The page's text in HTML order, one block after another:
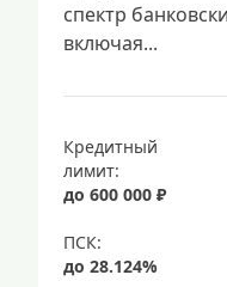
спектр
включая...
Кредитный
лимит:
до 600 000 ₽